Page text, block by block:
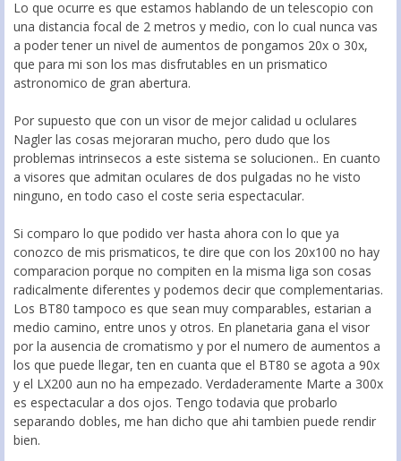
Lo que ocurre es que estamos hablando de un telescopio con
una distancia focal de 2 metros y medio, con lo cual nunca vas
a poder tener un nivel de aumentos de pongamos 20x o 30x,
que para mi son los mas disfrutables en un prismatico
astronomico de gran abertura.
Por supuesto que con un visor de mejor calidad u oclulares
Nagler las cosas mejoraran mucho, pero dudo que los
problemas intrinsecos a este sistema se solucionen.. En cuanto
a visores que admitan oculares de dos pulgadas no he visto
ninguno, en todo caso el coste seria espectacular.
Si comparo lo que podido ver hasta ahora con lo que ya
conozco de mis prismaticos, te dire que con los 20x100 no hay
comparacion porque no compiten en la misma liga son cosas
radicalmente diferentes y podemos decir que complementarias.
Los BT80 tampoco es que sean muy comparables, estarian a
medio camino, entre unos y otros. En planetaria gana el visor
por la ausencia de cromatismo y por el numero de aumentos a
los que puede llegar, ten en cuanta que el BT80 se agota a 90x
y el LX200 aun no ha empezado. Verdaderamente Marte a 300x
es espectacular a dos ojos. Tengo todavia que probarlo
separando dobles, me han dicho que ahi tambien puede rendir
bien.